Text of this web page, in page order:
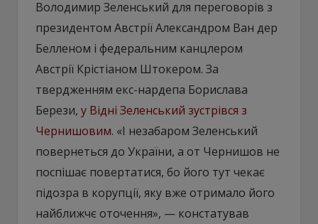
Володимир Зеленський для переговорів з
президентом Австрії Александром Ван дер
Белленом і федеральним канцлером
Австрії Крістіаном Штокером. За
твердженням екс-нардепа Борислава
Берези, у Відні Зеленський зустрівся з
Чернишовим. «І незабаром Зеленський
повернеться до України, а от Чернишов не
поспішає повертатися, бо його тут чекає
підозра в корупції, яку вже отримало його
найближчє оточення», — констатував